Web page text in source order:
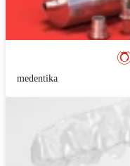
medentika